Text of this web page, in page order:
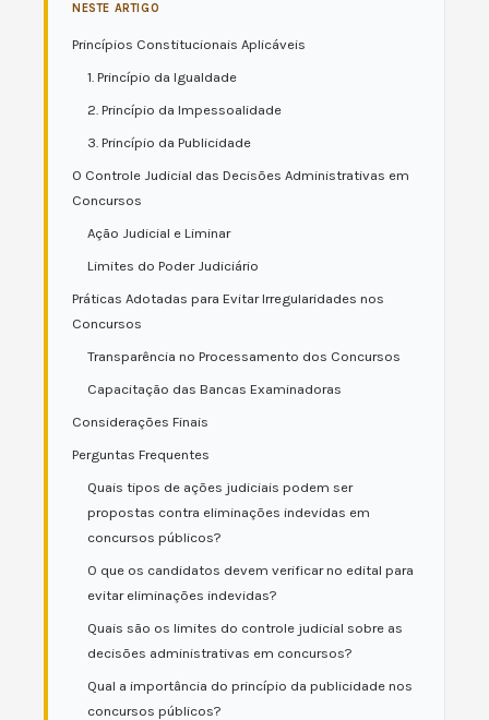
NESTE ARTIGO
Princípios Constitucionais Aplicáveis
1. Princípio da Igualdade
2. Princípio da Impessoalidade
3. Princípio da Publicidade
O Controle Judicial das Decisões Administrativas em
Concursos
Ação Judicial e Liminar
Limites do Poder Judiciário
Práticas Adotadas para Evitar Irregularidades nos
Concursos
Transparência no Processamento dos Concursos
Capacitação das Bancas Examinadoras
Considerações Finais
Perguntas Frequentes
Quais tipos de ações judiciais podem ser
propostas contra eliminações indevidas em
concursos públicos?
O que os candidatos devem verificar no edital para
evitar eliminações indevidas?
Quais são os limites do controle judicial sobre as
decisões administrativas em concursos?
Qual a importância do princípio da publicidade nos
concursos públicos?